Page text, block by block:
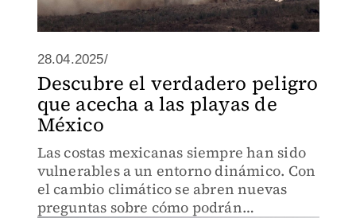
28.04.2025/
Descubre el verdadero peligro
que acecha a las playas de
México
Las costas mexicanas siempre han sido
vulnerables a un entorno dinámico. Con
el cambio climático se abren nuevas
preguntas sobre cómo podrán